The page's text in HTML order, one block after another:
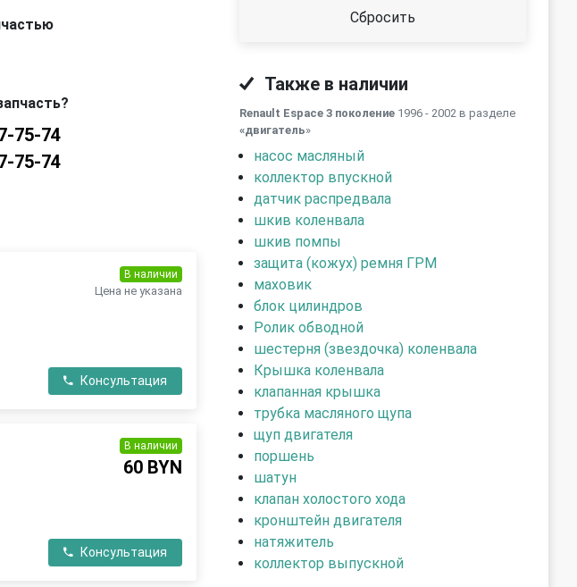
75-74
75-74
В наличии
Цена не указана
Консультация
В наличии
60 BYN
Консультация
Сбросить
Также в наличии
Renault Espace 3 поколение 1996 - 2002 в разделе
«двигатель»
насос масляный
коллектор впускной
датчик распредвала
шкив коленвала
шкив помпы
защита (кожух) ремня ГРМ
маховик
блок цилиндров
Ролик обводной
шестерня (звездочка) коленвала
Крышка коленвала
клапанная крышка
трубка масляного щупа
щуп двигателя
поршень
шатун
клапан холостого хода
кронштейн двигателя
натяжитель
коллектор выпускной